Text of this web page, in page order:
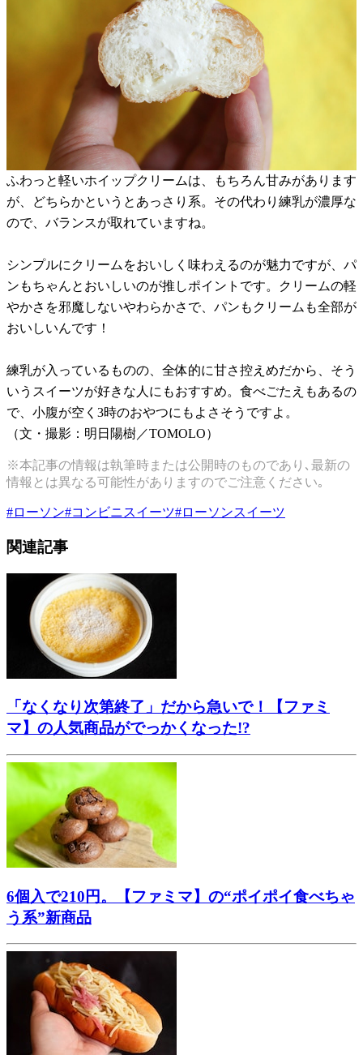
ふわっと軽いホイップクリームは、もちろん甘みがあります
が、どちらかというとあっさり系。その代わり練乳が濃厚な
ので、バランスが取れていますね。
シンプルにクリームをおいしく味わえるのが魅力ですが、パ
ンもちゃんとおいしいのが推しポイントです。クリームの軽
やかさを邪魔しないやわらかさで、パンもクリームも全部が
おいしいんです！
練乳が入っているものの、全体的に甘さ控えめだから、そう
いうスイーツが好きな人にもおすすめ。食べごたえもあるの
で、小腹が空く3時のおやつにもよさそうですよ。
（文・撮影：明日陽樹／TOMOLO）
※本記事の情報は執筆時または公開時のものであり､最新の
情報とは異なる可能性がありますのでご注意ください｡
#ローソン#コンビニスイーツ#ローソンスイーツ
関連記事
「なくなり次第終了」だから急いで！【ファミ
マ】の人気商品がでっかくなった!?
6個入で210円。【ファミマ】の“ポイポイ食べちゃ
う系”新商品